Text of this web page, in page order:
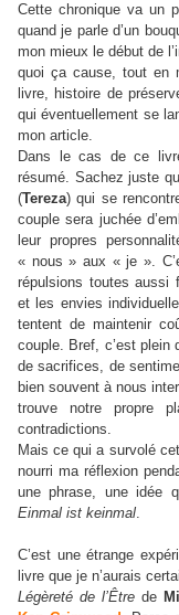
Cette chronique va un
quand je parle d’un
mon mieux le début de
quoi ça cause, tout en
livre, histoire de
qui éventuellement se
mon article.
Dans le cas de ce
résumé. Sachez juste
(Tereza) qui se
couple sera juchée
leur propres
« nous » aux « je ».
répulsions toutes aussi
et les envies
tentent de maintenir
couple. Bref, c’est plein
de sacrifices, de
bien souvent à nous
trouve notre propre
contradictions.
Mais ce qui a survolé
nourri ma réflexion
une phrase, une idée
Einmal ist keinmal.
C’est une étrange
livre que je n’aurais
Légèreté de l’Êtrede